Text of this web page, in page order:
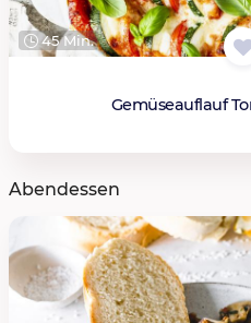
45 Min.
Gemüseauflauf
Abendessen